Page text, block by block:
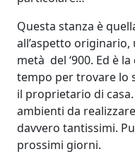
Questa stanza è
all’aspetto
metà del ‘900. Ed è
tempo per trovare lo
il proprietario di
ambienti da
davvero tantissimi.
prossimi giorni.